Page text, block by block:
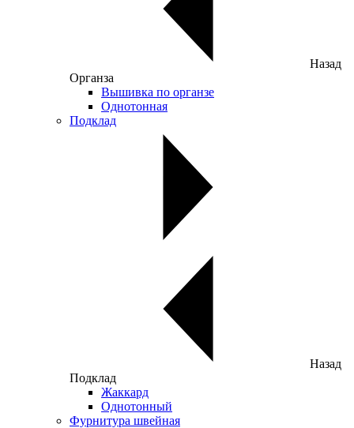
Назад
Органза
Вышивка по органзе
Однотонная
Подклад
Назад
Подклад
Жаккард
Однотонный
Фурнитура швейная